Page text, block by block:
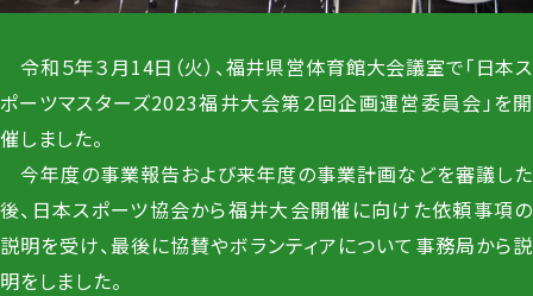
令和５年３月14日（火）、福井県営体育館大会議室で「日本ス
ポーツマスターズ2023福井大会第２回企画運営委員会」を開
催しました。
今年度の事業報告および来年度の事業計画などを審議した
後、日本スポーツ協会から福井大会開催に向けた依頼事項の
説明を受け、最後に協賛やボランティアについて事務局から説
明をしました。